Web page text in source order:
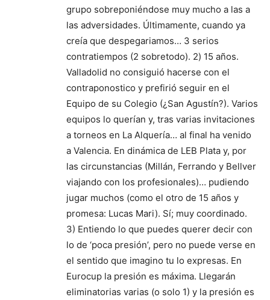
grupo sobreponiéndose muy mucho a las a
las adversidades. Últimamente, cuando ya
creía que despegariamos… 3 serios
contratiempos (2 sobretodo). 2) 15 años.
Valladolid no consiguió hacerse con el
contraponostico y prefirió seguir en el
Equipo de su Colegio (¿San Agustín?). Varios
equipos lo querían y, tras varias invitaciones
a torneos en La Alquería… al final ha venido
a Valencia. En dinámica de LEB Plata y, por
las circunstancias (Millán, Ferrando y Bellver
viajando con los profesionales)… pudiendo
jugar muchos (como el otro de 15 años y
promesa: Lucas Mari). Sí; muy coordinado.
3) Entiendo lo que puedes querer decir con
lo de ‘poca presión’, pero no puede verse en
el sentido que imagino tu lo expresas. En
Eurocup la presión es máxima. Llegarán
eliminatorias varias (o solo 1) y la presión es